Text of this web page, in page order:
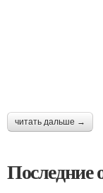
читать дальше →
Последние